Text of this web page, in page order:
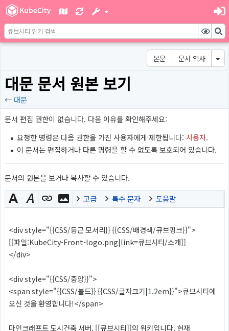
본문 문서 역사
대문 문서 원본 보기
← 대문
문서 편집 권한이 없습니다. 다음 이유를 확인해주세요:
요청한 명령은 다음 권한을 가진 사용자에게 제한됩니다: 사용자.
이 문서는 편집하거나 다른 명령을 할 수 없도록 보호되어 있습니다.
문서의 원본을 보거나 복사할 수 있습니다.
고급
특수 문자 도움말